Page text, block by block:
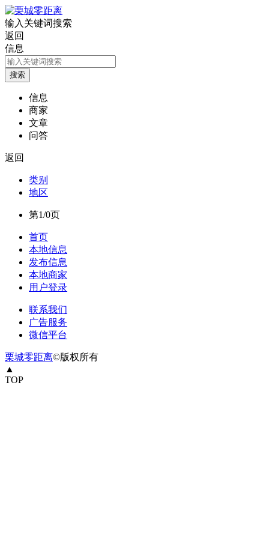
输入关键词搜索
返回
信息
信息
商家
文章
问答
返回
类别
地区
第1/0页
首页
本地信息
发布信息
本地商家
用户登录
联系我们
广告服务
微信平台
栗城零距离©版权所有
▲
TOP